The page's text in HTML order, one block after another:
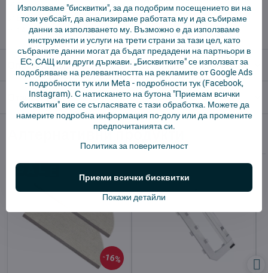
✅ Готов за изпращане веднага
✅ БЕЗПЛАТНА доставка над 55 EUR.
✅ 14 дни политика за връщане
Описание
Отзиви 0
Алтернативни продукти
16%
Използваме "бисквитки", за да подобрим посещението ви на
този уебсайт, да анализираме работата му и да събираме
данни за използването му. Възможно е да използваме
инструменти и услуги на трети страни за тази цел, като
събраните данни могат да бъдат предадени на партньори в
ЕС, САЩ или други държави. „Бисквитките" се използват за
подобряване на релевантността на рекламите от Google Ads
- подробности тукили Meta - подробности тук(Facebook,
Instagram). С натискането на бутона "Приемам всички
бисквитки" вие се съгласявате с тази обработка. Можете да
намерите подробна информация по-долу или да промените
предпочитанията си.
Политика за поверителност
Покажи детайли
Приеми всички бисквитки